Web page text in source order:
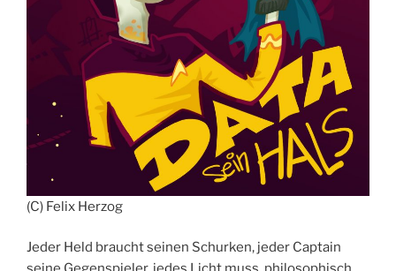
(C) Felix Herzog
Jeder Held braucht seinen Schurken, jeder Captain